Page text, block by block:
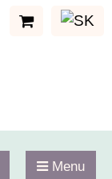
Menu